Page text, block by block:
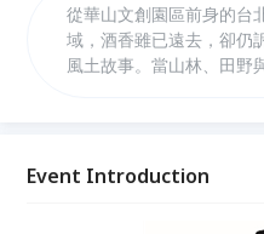
從華山文創園區前身的台
域，酒香雖已遠去，卻仍
風土故事。當山林、田野
多位製酒師、調酒師與跨
Event Introduction